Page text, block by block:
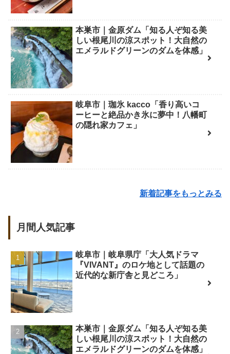
本巣市｜金原ダム「知る人ぞ知る美
しい根尾川の涼スポット！大自然の
エメラルドグリーンのダムを体感」
岐阜市｜珈氷 kacco「香り高いコ
ーヒーと絶品かき氷に夢中！八幡町
の隠れ家カフェ」
新着記事をもっとみる
月間人気記事
岐阜市｜岐阜県庁「大人気ドラマ
『VIVANT』のロケ地として話題の
近代的な新庁舎と見どころ」
本巣市｜金原ダム「知る人ぞ知る美
しい根尾川の涼スポット！大自然の
エメラルドグリーンのダムを体感」